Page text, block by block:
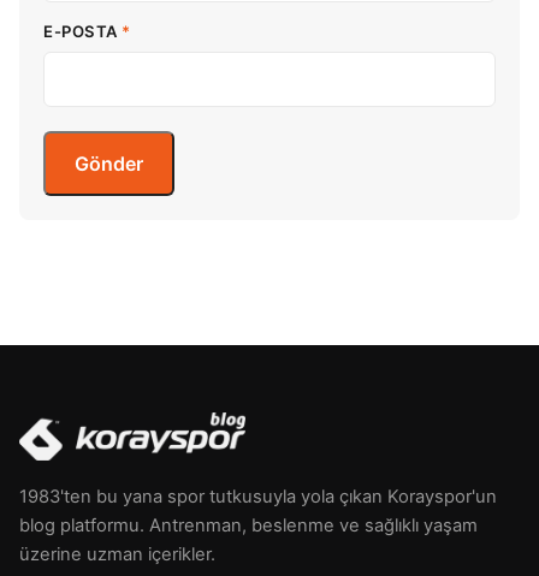
E-POSTA *
1983'ten bu yana spor tutkusuyla yola çıkan Korayspor'un
blog platformu. Antrenman, beslenme ve sağlıklı yaşam
üzerine uzman içerikler.